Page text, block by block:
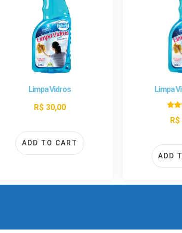
Limpa Vidros
R$ 30,00
ADD TO CART
Limpa
R$
ADD